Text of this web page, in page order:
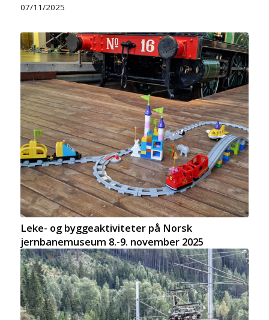
07/11/2025
Leke- og byggeaktiviteter på Norsk
jernbanemuseum 8.-9. november 2025